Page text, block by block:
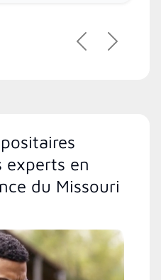
PrécédentSuivant
experts en
du Missouri